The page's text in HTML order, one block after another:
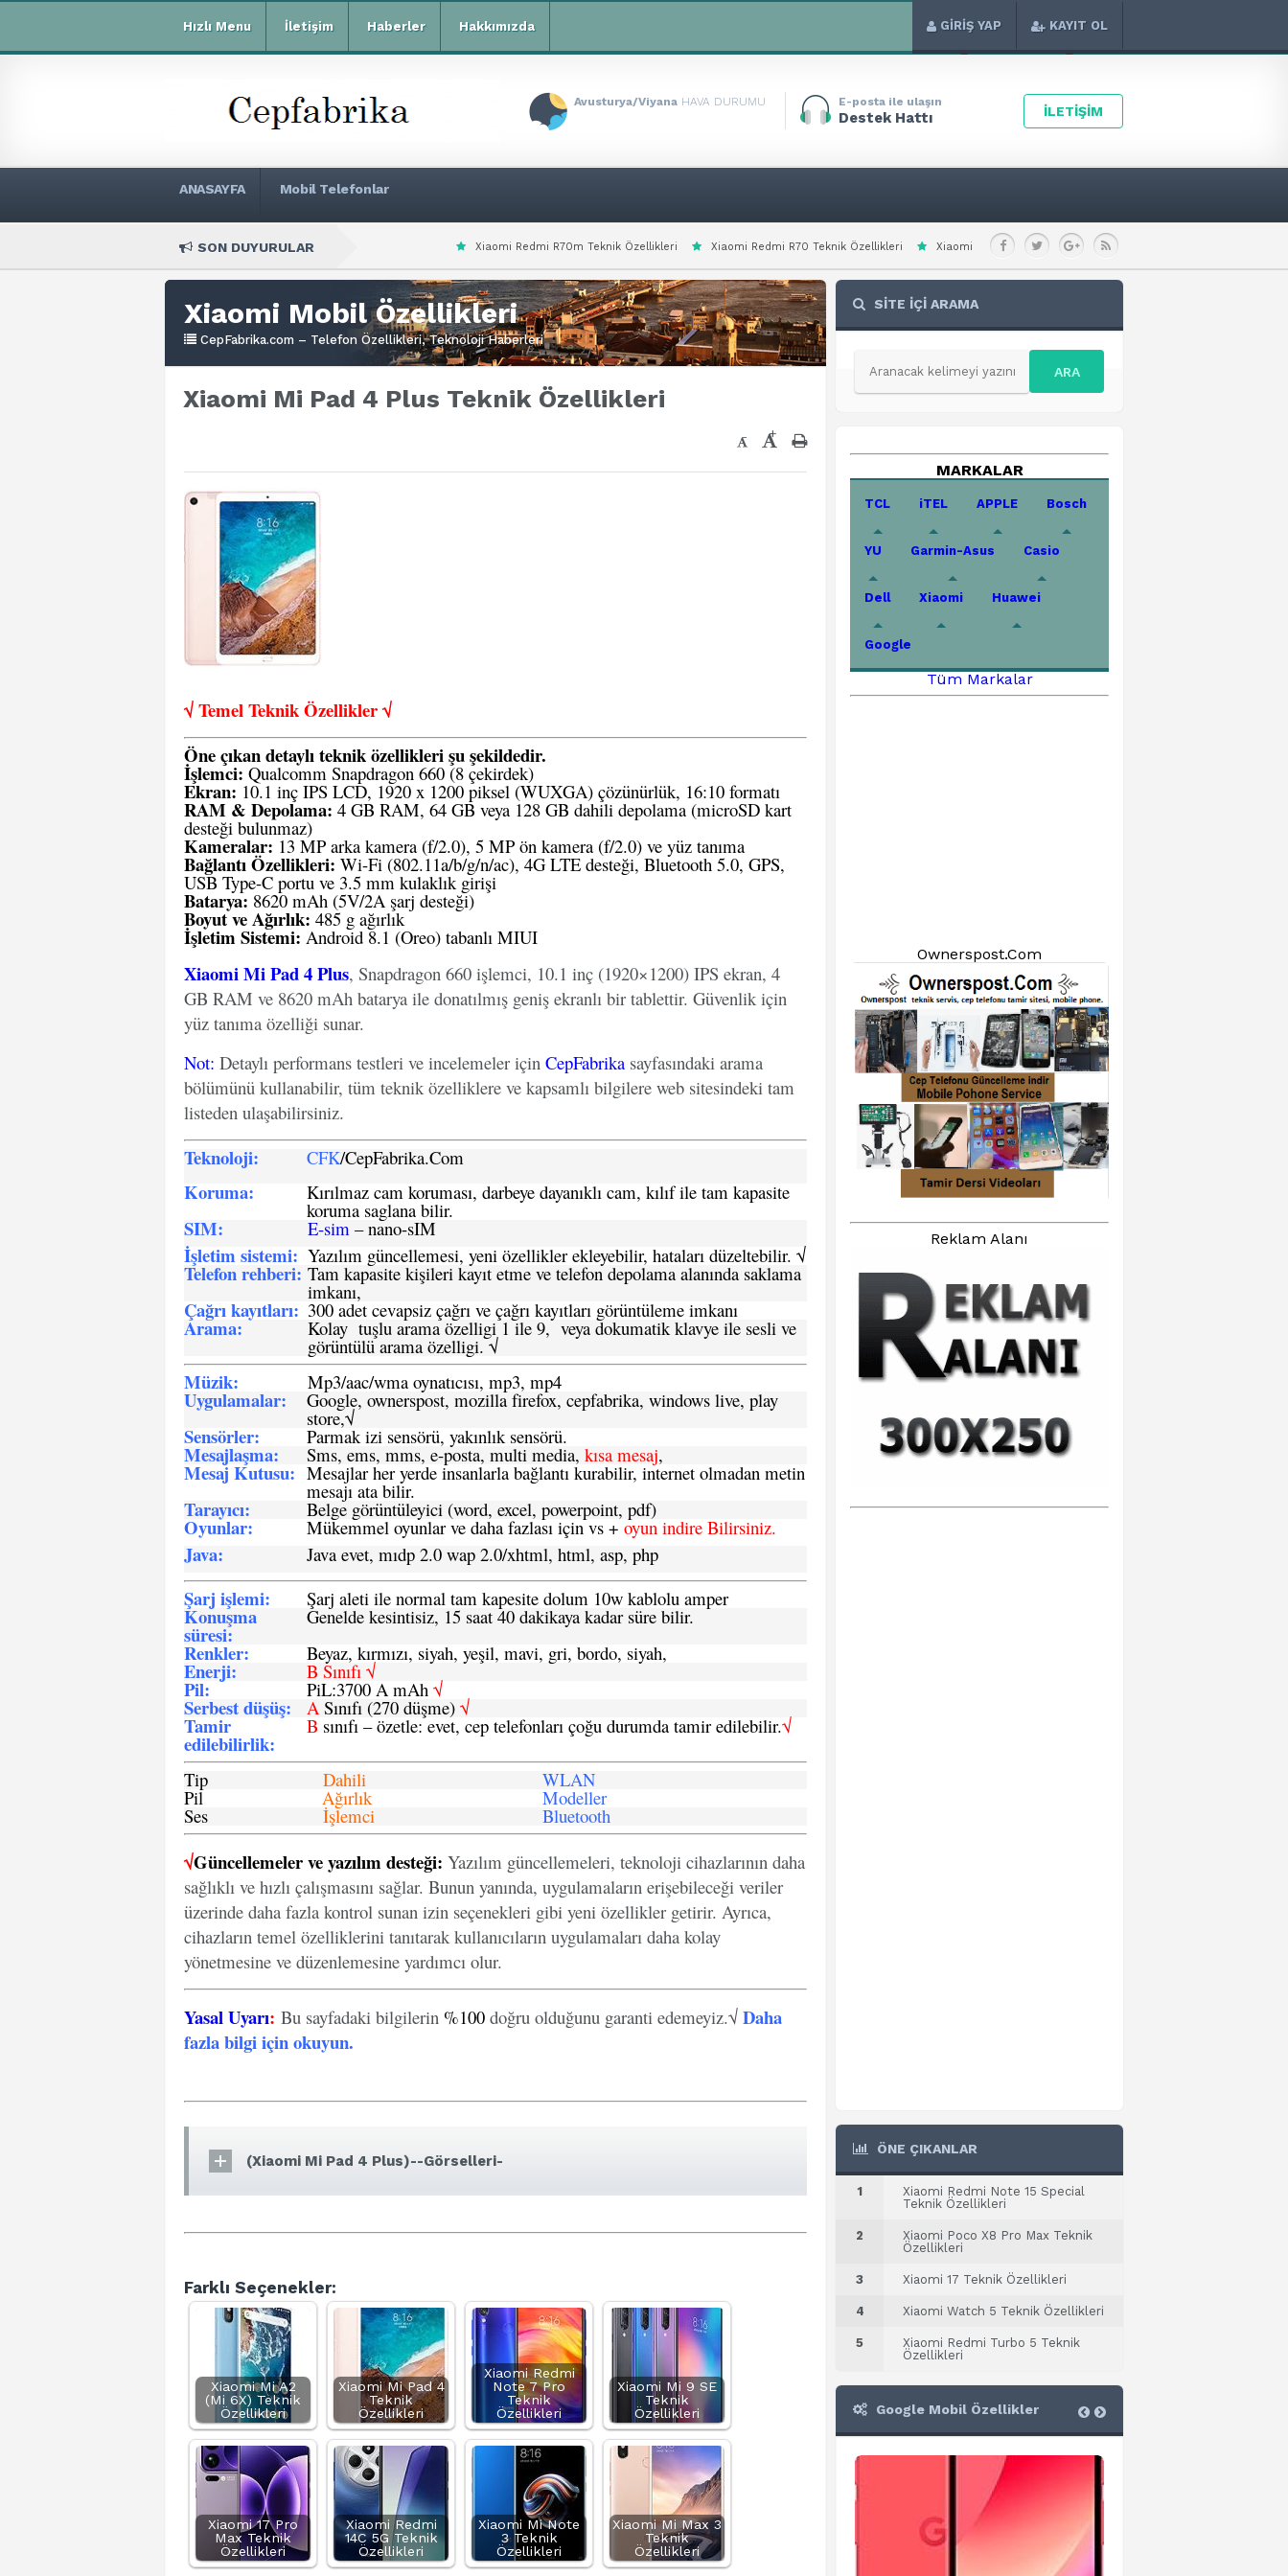
Hızlı Menu İletişim Haberler Hakkımızda GİRİŞ YAP KAYIT OL
Avusturya/Viyana HAVA DURUMU E-posta ile ulaşın
Destek Hattı İLETİŞİM
ANASAYFA Mobil Telefonlar
SON DUYURULAR Xiaomi Redmi R70m Teknik Özellikleri Xiaomi Redmi R70 Teknik Özellikleri Xiaomi Redmi Note 15 Special Teknik Özellikleri Xiaomi Redmi A7 Pro 4G Teknik
Xiaomi Mobil Özellikleri
CepFabrika.com – Telefon Özellikleri, Teknoloji Haberleri
Xiaomi Mi Pad 4 Plus Teknik Özellikleri
- +
√ Temel Teknik Özellikler √
Öne çıkan detaylı teknik özellikleri şu şekildedir.
İşlemci: Qualcomm Snapdragon 660 (8 çekirdek)
Ekran: 10.1 inç IPS LCD, 1920 x 1200 piksel (WUXGA) çözünürlük, 16:10 formatı
RAM & Depolama: 4 GB RAM, 64 GB veya 128 GB dahili depolama (microSD kart
desteği bulunmaz)
Kameralar: 13 MP arka kamera (f/2.0), 5 MP ön kamera (f/2.0) ve yüz tanıma
Bağlantı Özellikleri: Wi-Fi (802.11a/b/g/n/ac), 4G LTE desteği, Bluetooth 5.0, GPS,
USB Type-C portu ve 3.5 mm kulaklık girişi
Batarya: 8620 mAh (5V/2A şarj desteği)
Boyut ve Ağırlık: 485 g ağırlık
İşletim Sistemi: Android 8.1 (Oreo) tabanlı MIUI
Xiaomi Mi Pad 4 Plus, Snapdragon 660 işlemci, 10.1 inç (1920×1200) IPS ekran, 4
GB RAM ve 8620 mAh batarya ile donatılmış geniş ekranlı bir tablettir. Güvenlik için
yüz tanıma özelliği sunar.
Not: Detaylı performans testleri ve incelemeler için CepFabrika sayfasındaki arama
bölümünü kullanabilir, tüm teknik özelliklere ve kapsamlı bilgilere web sitesindeki tam
listeden ulaşabilirsiniz.
Teknoloji: CFK/CepFabrika.Com
Koruma: Kırılmaz cam koruması, darbeye dayanıklı cam, kılıf ile tam kapasite
koruma saglana bilir.
SIM: E-sim – nano-sIM
İşletim sistemi: Yazılım güncellemesi, yeni özellikler ekleyebilir, hataları düzeltebilir. √
Telefon rehberi: Tam kapasite kişileri kayıt etme ve telefon depolama alanında saklama
imkanı,
Çağrı kayıtları: 300 adet cevapsiz çağrı ve çağrı kayıtları görüntüleme imkanı
Arama: Kolay tuşlu arama özelligi 1 ile 9, veya dokumatik klavye ile sesli ve
görüntülü arama özelligi. √
Müzik: Mp3/aac/wma oynatıcısı, mp3, mp4
Uygulamalar: Google, ownerspost, mozilla firefox, cepfabrika, windows live, play
store,√
Sensörler: Parmak izi sensörü, yakınlık sensörü.
Mesajlaşma: Sms, ems, mms, e-posta, multi media, kısa mesaj,
Mesaj Kutusu: Mesajlar her yerde insanlarla bağlantı kurabilir, internet olmadan metin
mesajı ata bilir.
Tarayıcı: Belge görüntüleyici (word, excel, powerpoint, pdf)
Oyunlar: Mükemmel oyunlar ve daha fazlası için vs +oyun indire Bilirsiniz.
Java: Java evet, mıdp 2.0 wap 2.0/xhtml, html, asp, php
Şarj işlemi: Şarj aleti ile normal tam kapesite dolum 10w kablolu amper
Konuşma
süresi:
Genelde kesintisiz, 15 saat 40 dakikaya kadar süre bilir.
Renkler: Beyaz, kırmızı, siyah, yeşil, mavi, gri, bordo, siyah,
Enerji: B Sınıfı √
Pil: PiL:3700 A mAh √
Serbest düşüş: ASınıfı (270 düşme) √
Tamir
edilebilirlik:
B sınıfı – özetle: evet, cep telefonları çoğu durumda tamir edilebilir.√
Tip Dahili WLAN
Pil Ağırlık Modeller
Ses İşlemci Bluetooth
√Güncellemeler ve yazılım desteği: Yazılım güncellemeleri, teknoloji cihazlarının daha
sağlıklı ve hızlı çalışmasını sağlar. Bunun yanında, uygulamaların erişebileceği veriler
üzerinde daha fazla kontrol sunan izin seçenekleri gibi yeni özellikler getirir. Ayrıca,
cihazların temel özelliklerini tanıtarak kullanıcıların uygulamaları daha kolay
yönetmesine ve düzenlemesine yardımcı olur.
Yasal Uyarı: Bu sayfadaki bilgilerin %100 doğru olduğunu garanti edemeyiz.√ Daha
fazla bilgi için okuyun.
(Xiaomi Mi Pad 4 Plus)--Görselleri-
Farklı Seçenekler:
Xiaomi Mi A2
(Mi 6X) Teknik
Özellikleri
Xiaomi Mi Pad 4
Teknik
Özellikleri
Xiaomi Redmi
Note 7 Pro
Teknik
Özellikleri
Xiaomi Mi 9 SE
Teknik
Özellikleri
Xiaomi 17 Pro
Max Teknik
Özellikleri
Xiaomi Redmi
14C 5G Teknik
Özellikleri
Xiaomi Mi Note
3 Teknik
Özellikleri
Xiaomi Mi Max 3
Teknik
Özellikleri
SİTE İÇİ ARAMA
ARA
MARKALAR
TCL iTEL APPLE Bosch
YU Garmin-Asus Casio
Dell Xiaomi Huawei
Google
Tüm Markalar
Ownerspost.Com
Reklam Alanı
ÖNE ÇIKANLAR
1
Xiaomi Redmi Note 15 Special
Teknik Özellikleri
2
Xiaomi Poco X8 Pro Max Teknik
Özellikleri
3 Xiaomi 17 Teknik Özellikleri
4 Xiaomi Watch 5 Teknik Özellikleri
5
Xiaomi Redmi Turbo 5 Teknik
Özellikleri
Google Mobil Özellikler